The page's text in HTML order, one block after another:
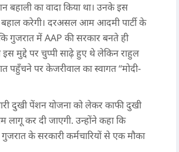
बहाली का वादा किया था। उनके इस
बहाल करेगी। दरअसल आम आदमी पार्टी के
गुजरात में AAP की सरकार बनते ही
मुद्दे पर चुप्पी साढ़े हुए थे लेकिन राहुल
पर केजरीवाल का स्वागत “मोदी-
दुखी पेंशन योजना को लेकर काफी दुखी
लागू कर दी जाएगी. उन्होंने कहा कि
के सरकारी कर्मचारियों से एक मौका